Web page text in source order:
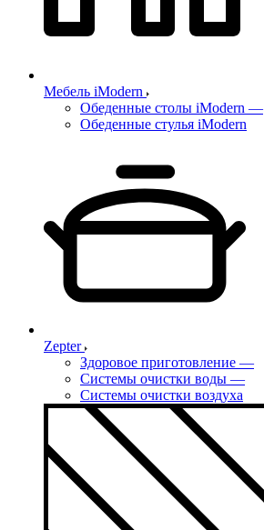
Мебель iModern
Обеденные столы iModern —
Обеденные стулья iModern
Zepter
Здоровое приготовление —
Системы очистки воды —
Системы очистки воздуха